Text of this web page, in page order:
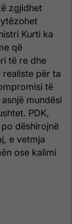
zgjidhet
Kurti ka
që
të re dhe
realiste për ta
të
mundësi
PDK,
dëshirojnë
e vetmja
ose kalimi